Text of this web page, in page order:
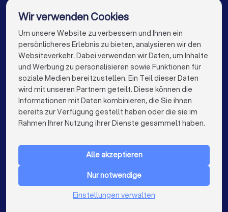
Klimatechniker in Freiberg
Klimatechniker in Meerane
Klimatechniker in Berlin
Klimatechniker in Hamburg
Klimatechniker in München
Klimatechniker in Köln
Klimatechniker in Frankfurt am Main
Klimatechniker in Stuttgart
Klimatechniker in Dortmund
Klimatechniker in Essen
Klimatechniker in Bremen
Klimatechniker in Nürnberg
Die besten Klimatechniker für Sie
info@trustlocal.de
FÜR PRIVATPERSONEN
Niederlande
Wir verwenden Cookies
Um unsere Website zu verbessern und Ihnen ein
persönlicheres Erlebnis zu bieten, analysieren wir den
Websiteverkehr. Dabei verwenden wir Daten, um Inhalte
und Werbung zu personalisieren sowie Funktionen für
soziale Medien bereitzustellen. Ein Teil dieser Daten
wird mit unseren Partnern geteilt. Diese können die
Informationen mit Daten kombinieren, die Sie ihnen
bereits zur Verfügung gestellt haben oder die sie im
Rahmen Ihrer Nutzung ihrer Dienste gesammelt haben.
Alle akzeptieren
Nur notwendige
Einstellungen verwalten